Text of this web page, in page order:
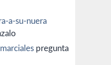
a-su-nuera
pregunta